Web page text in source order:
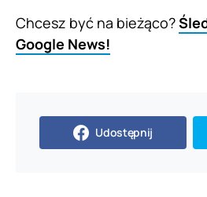
Chcesz być na bieżąco?
Google News!
Udostępnij